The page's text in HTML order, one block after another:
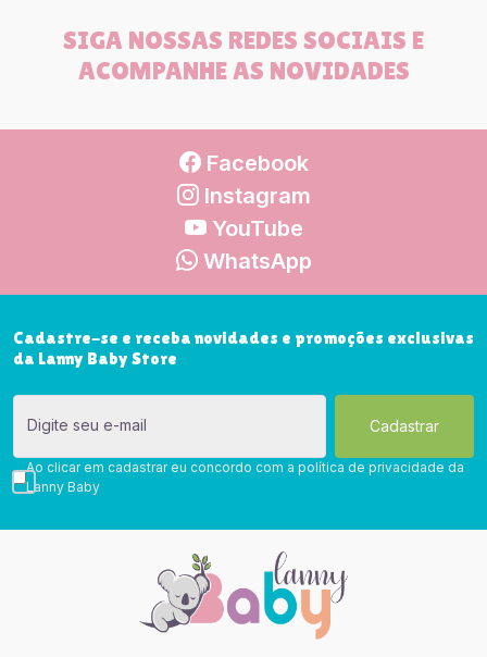
SIGA NOSSAS REDES SOCIAIS E
ACOMPANHE AS NOVIDADES
Facebook
Instagram
YouTube
WhatsApp
Cadastre-se e receba novidades e promoções exclusivas
da Lanny Baby Store
Digite seu e-mail
Ao clicar em cadastrar eu concordo com a política de privacidade da
Lanny Baby